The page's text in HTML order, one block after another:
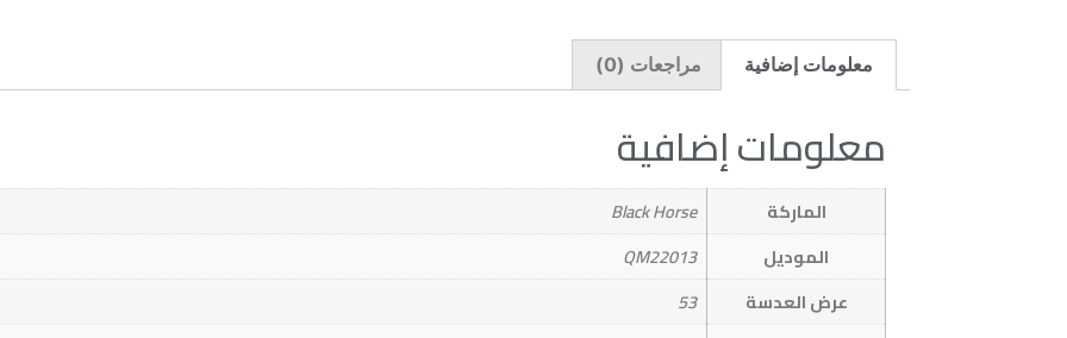
معلومات إضافية مراجعات (0)
معلومات إضافية
الماركة
Black Horse
الموديل
QM22013
عرض العدسة
53